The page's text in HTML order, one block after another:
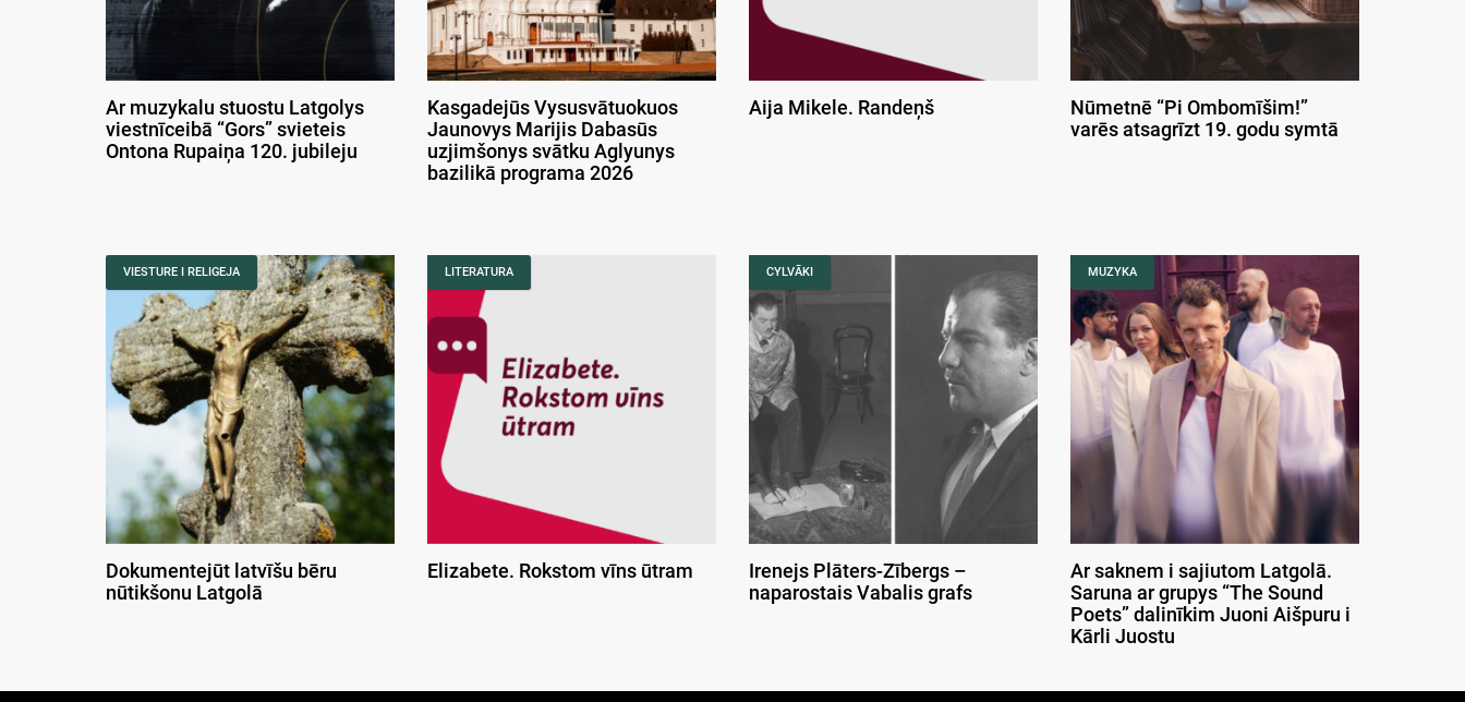
Ar muzykalu stuostu Latgolys
viestnīceibā “Gors” svieteis
Ontona Rupaiņa 120. jubileju
Kasgadejūs Vysusvātuokuos
Jaunovys Marijis Dabasūs
uzjimšonys svātku Aglyunys
bazilikā programa 2026
Aija Mikele. Randeņš
Nūmetnē “Pi Ombomīšim!”
varēs atsagrīzt 19. godu symtā
VIESTURE I RELIGEJA
Dokumentejūt latvīšu bēru
nūtikšonu Latgolā
LITERATURA
Elizabete. Rokstom vīns ūtram
CYLVĀKI
Irenejs Plāters-Zībergs –
naparostais Vabalis grafs
MUZYKA
Ar saknem i sajiutom Latgolā.
Saruna ar grupys “The Sound
Poets” dalinīkim Juoni Aišpuru i
Kārli Juostu